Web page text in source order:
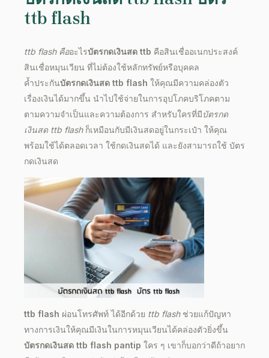
ttb flash
ttb flash คืออะไรบัตรกดเงินสด ttb คือสินเชื่ออเนกประสงค์
สินเชื่อหมุนเวียน ที่ไม่ต้องใช้หลักทรัพย์หรือบุคคล
ค้ำประกันบัตรกดเงินสด ttb flash ให้คุณมีความคล่องตัว
เรื่องเงินได้มากขึ้น นำไปใช้จ่ายในการอุปโภคบริโภคตาม
ตามความจำเป็นและความต้องการ สำหรับใครที่มีบัตรกด
เงินสด ttb flash ก็เหมือนกับมีเงินสดอยู่ในกระเป๋า ให้คุณ
พร้อมใช้ได้ตลอดเวลา ใช้กดเงินสดได้ และยังสามารถใช้ บัตร
กดเงินสด
ttb flash ผ่อนโทรศัพท์ได้อีกด้วย ttb flash ช่วยแก้ปัญหา
ทางการเงินให้คุณมีเงินในการหมุนเวียนได้คล่องตัวยิ่งขึ้น
บัตรกดเงินสด ttb flash pantip ใคร ๆ เขาก็บอกว่าดีถ้าอยาก